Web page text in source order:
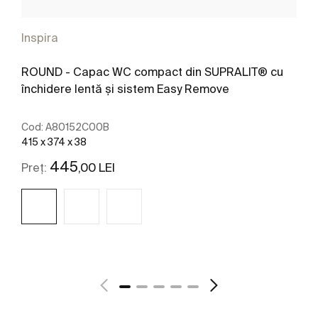
Inspira
ROUND - Capac WC compact din SUPRALIT® cu
închidere lentă și sistem Easy Remove
Cod: A80152C00B
415 x 374 x 38
Preț: 445,00 LEI